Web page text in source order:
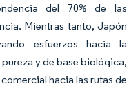
del 70% de las
Mientras tanto, Japón
esfuerzos hacia la
y de base biológica,
hacia las rutas de